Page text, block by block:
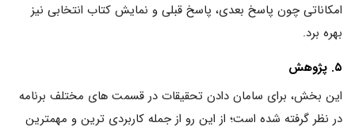
امکاناتی چون پاسخ بعدی، پاسخ قبلی و نمایش کتاب انتخابی نیز
بهره برد.
۵. پژوهش
این بخش، برای سامان دادن تحقیقات در قسمت های مختلف برنامه
در نظر گرفته شده است؛ از این رو از جمله کاربردی ترین و مهمترین